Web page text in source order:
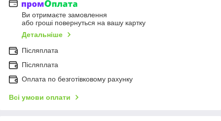
Ви отримаєте замовлення
або гроші повернуться на вашу картку
Детальніше
Післяплата
Післяплата
Оплата по безготівковому рахунку
Всі умови оплати